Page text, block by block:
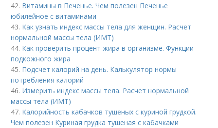
42. Витамины в Печенье. Чем полезен Печенье
юбилейное с витаминами
43. Как узнать индекс массы тела для женщин. Расчет
нормальной массы тела (ИМТ)
44. Как проверить процент жира в организме. Функции
подкожного жира
45. Подсчет калорий на день. Калькулятор нормы
потребления калорий
46. Измерить индекс массы тела. Расчет нормальной
массы тела (ИМТ)
47. Калорийность кабачков тушеных с куриной грудкой.
Чем полезен Куриная грудка тушеная с кабачками